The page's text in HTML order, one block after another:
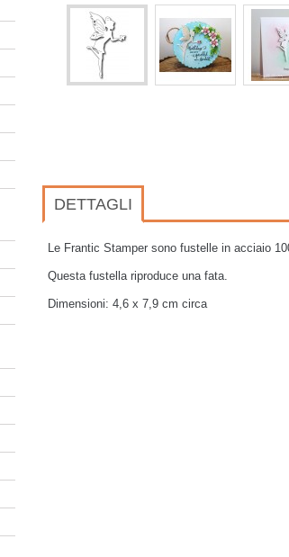
DETTAGLI
Le Frantic Stamper sono fustelle in acciaio
Questa fustella riproduce una fata.
Dimensioni: 4,6 x 7,9 cm circa